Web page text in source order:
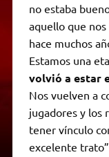
no estaba
aquello que
hace muchos
Estamos una
volvió a estar
Nos vuelven a
jugadores y los
tener vínculo
excelente trato”.